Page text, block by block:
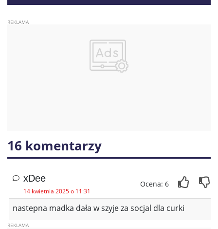
przejeździe dla rowerów
16 komentarzy
xDee
14 kwietnia 2025 o 11:31
Ocena: 6
nastepna madka dała w szyje za socjal dla curki